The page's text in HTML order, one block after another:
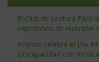
El Club de Lectura Fácil
experiencia de inclusión
Koynos celebra el Día
Discapacidad con